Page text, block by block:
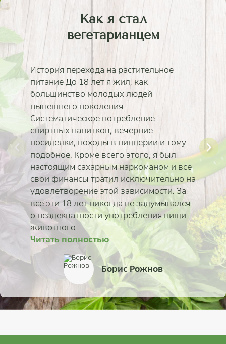
Как я стал
вегетарианцем
История перехода на растительное
питание До 18 лет я жил, как
большинство молодых людей
нынешнего поколения.
Систематическое потребление
спиртных напитков, вечерние
посиделки, походы в пиццерии и тому
подобное. Кроме всего этого, я был
настоящим сахарным наркоманом и все
свои финансы тратил исключительно на
удовлетворение этой зависимости. За
все эти 18 лет никогда не задумывался
о неадекватности употребления пищи
животного...
Читать полностью
Борис Рожнов
Читать полностью
Олег Васильев
Читать полностью
Игорь Цимбалов
Читать полностью
Илона Ребицкая
Читать полностью
Наталья Евтушенко
Читать полностью
Александр Лысак
Читать полностью
Елена Тюкина
Читать полностью
Надежда